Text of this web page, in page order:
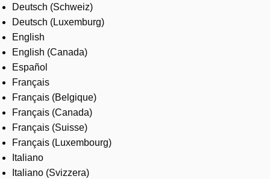
Where to buy
Contact us
Careers
Deutsch (Schweiz)
Deutsch (Luxemburg)
English
English (Canada)
Español
Français
Français (Belgique)
Français (Canada)
Français (Suisse)
Français (Luxembourg)
Italiano
Italiano (Svizzera)